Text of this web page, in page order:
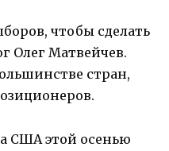
чтобы сделать
Олег Матвейчев.
стран,
США этой осенью